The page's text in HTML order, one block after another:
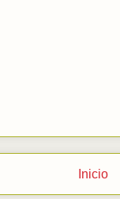
Inicio